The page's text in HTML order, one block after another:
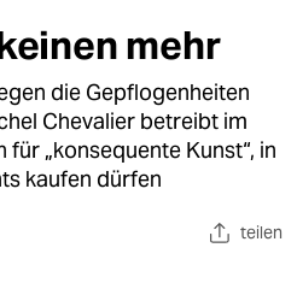
mehr
die Gepflogenheiten
Chevalier betreibt im
„konsequente Kunst“, in
kaufen dürfen
teilen